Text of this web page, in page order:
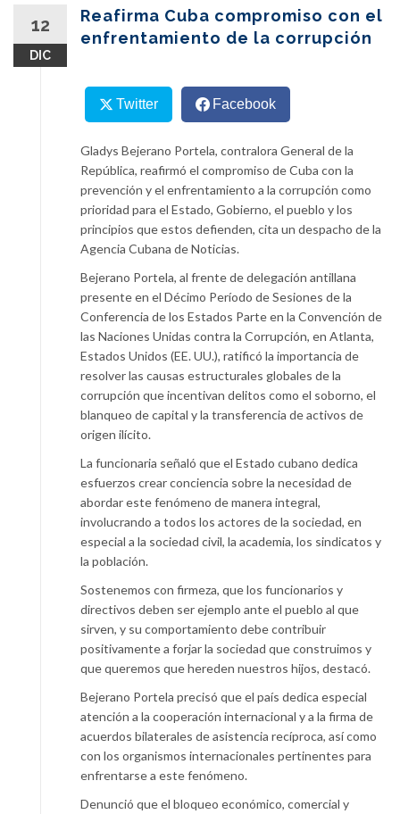
12
DIC
Reafirma Cuba compromiso con el
enfrentamiento de la corrupción
Twitter Facebook
Gladys Bejerano Portela, contralora General de la
República, reafirmó el compromiso de Cuba con la
prevención y el enfrentamiento a la corrupción como
prioridad para el Estado, Gobierno, el pueblo y los
principios que estos defienden, cita un despacho de la
Agencia Cubana de Noticias.
Bejerano Portela, al frente de delegación antillana
presente en el Décimo Período de Sesiones de la
Conferencia de los Estados Parte en la Convención de
las Naciones Unidas contra la Corrupción, en Atlanta,
Estados Unidos (EE. UU.), ratificó la importancia de
resolver las causas estructurales globales de la
corrupción que incentivan delitos como el soborno, el
blanqueo de capital y la transferencia de activos de
origen ilícito.
La funcionaria señaló que el Estado cubano dedica
esfuerzos crear conciencia sobre la necesidad de
abordar este fenómeno de manera integral,
involucrando a todos los actores de la sociedad, en
especial a la sociedad civil, la academia, los sindicatos y
la población.
Sostenemos con firmeza, que los funcionarios y
directivos deben ser ejemplo ante el pueblo al que
sirven, y su comportamiento debe contribuir
positivamente a forjar la sociedad que construimos y
que queremos que hereden nuestros hijos, destacó.
Bejerano Portela precisó que el país dedica especial
atención a la cooperación internacional y a la firma de
acuerdos bilaterales de asistencia recíproca, así como
con los organismos internacionales pertinentes para
enfrentarse a este fenómeno.
Denunció que el bloqueo económico, comercial y